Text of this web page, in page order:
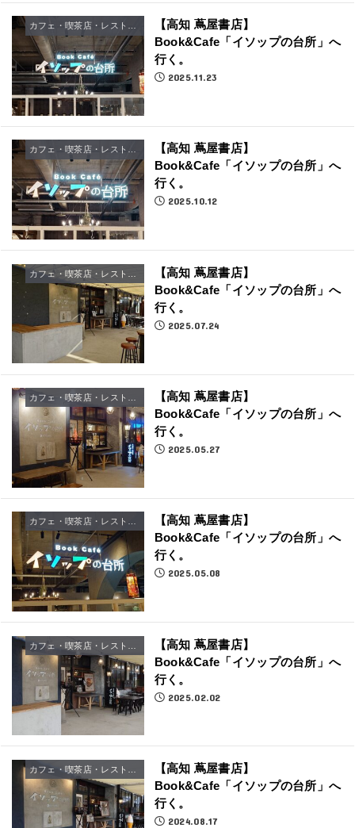
カフェ・喫茶店・レストラン
【高知 蔦屋書店】
Book&Cafe「イソップの台所」へ
行く。
2025.11.23
【高知 蔦屋書店】
Book&Cafe「イソップの台所」へ
行く。
2025.10.12
【高知 蔦屋書店】
Book&Cafe「イソップの台所」へ
行く。
2025.07.24
【高知 蔦屋書店】
Book&Cafe「イソップの台所」へ
行く。
2025.05.27
【高知 蔦屋書店】
Book&Cafe「イソップの台所」へ
行く。
2025.05.08
【高知 蔦屋書店】
Book&Cafe「イソップの台所」へ
行く。
2025.02.02
【高知 蔦屋書店】
Book&Cafe「イソップの台所」へ
行く。
2024.08.17